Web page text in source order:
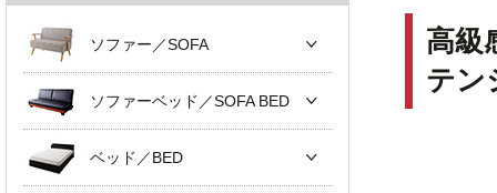
高級
テン
ソファー／SOFA
ソファーベッド／SOFA BED
ベッド／BED